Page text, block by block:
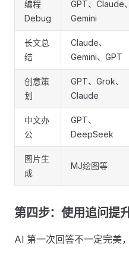
编程
Debug
GPT、Claude、
Gemini
长文总
结
Claude、
Gemini、GPT
创意策
划
GPT、Grok、
Claude
中文办
公
GPT、
DeepSeek
图片生
成
MJ绘图等
第四步：使用追问提
AI 第一次回答不一定完美